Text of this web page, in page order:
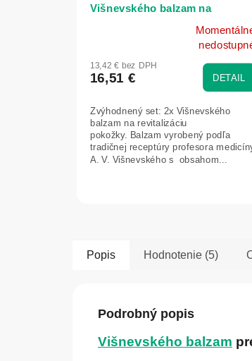
Višnevského balzam na
produktu
je
z
hviezdičiek.
13,42 € bez DPH
16,51 € DETAIL
Zvýhodnený set: 2x Višnevského
balzam na revitalizáciu
pokožky. Balzam vyrobený podľa
tradičnej receptúry profesora
A. V. Višnevského s obsahom...
Popis Hodnotenie (5)
Podrobný popis
Višnevského balzam